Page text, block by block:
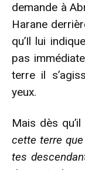
demande à
Harane
qu’Il lui
pas
terre il
yeux.
Mais dès
cette terre
tes